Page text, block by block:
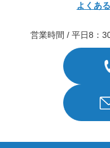
よくあ
営業時間 / 平日8：